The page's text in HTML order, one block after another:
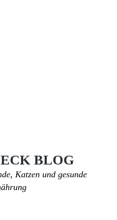
BLOG
Katzen und gesunde